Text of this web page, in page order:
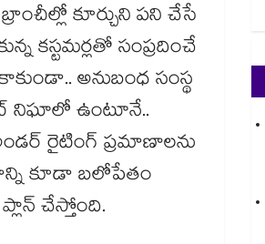
కూర్చుని పని చేసే
కస్టమర్లతో సంప్రదించే
అనుబంధ సంస్థ
నిఘాలో ఉంటూనే..
రైటింగ్ ప్రమాణాలను
కూడా బలోపేతం
చేస్తోంది.